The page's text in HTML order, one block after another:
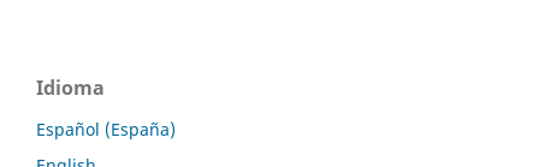
Idioma
Español (España)